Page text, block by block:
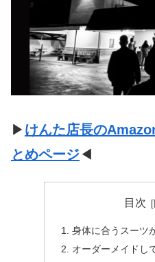
▶ けんた店長の
とめページ◀
目次
身体に合うスーツ
オーダーメイドし